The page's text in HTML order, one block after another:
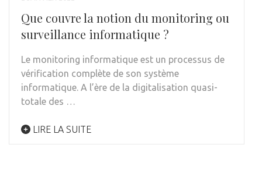
Que couvre la notion du monitoring ou
surveillance informatique ?
Le monitoring informatique est un processus de
vérification complète de son système
informatique. A l’ère de la digitalisation quasi-
totale des …
LIRE LA SUITE